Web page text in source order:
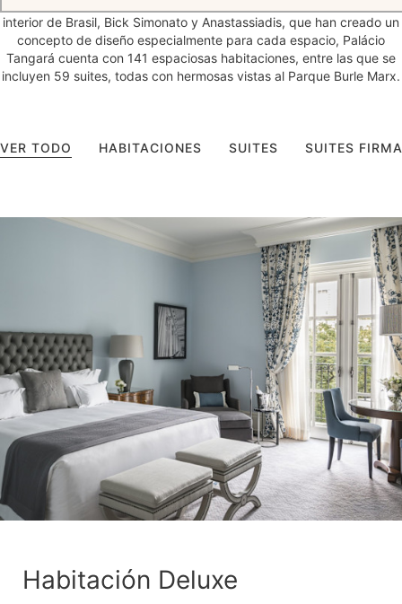
interior de Brasil, Bick Simonato y Anastassiadis, que han creado un
concepto de diseño especialmente para cada espacio, Palácio
Tangará cuenta con 141 espaciosas habitaciones, entre las que se
incluyen 59 suites, todas con hermosas vistas al Parque Burle Marx.
VER TODO HABITACIONES SUITES SUITES FIRMA
Habitación Deluxe